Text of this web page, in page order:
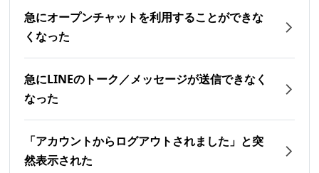
急にオープンチャットを利用することができな
くなった
急にLINEのトーク／メッセージが送信できなく
なった
「アカウントからログアウトされました」と突
然表示された